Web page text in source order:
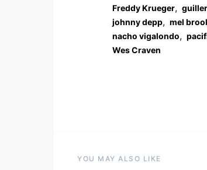
Freddy Krueger,
johnny depp, mel
nacho vigalondo,
Wes Craven
YOU MAY ALSO LIKE